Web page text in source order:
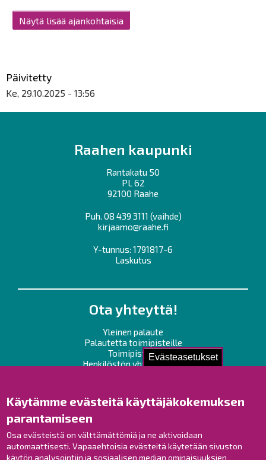
Evästeasetukset
Käytämme evästeitä käyttäjäkokemuksen
parantamiseen
Osa evästeistä on välttämättömiä ja ne aktivoidaan
automaattisesti. Vapaaehtoisia evästeitä käytetään sivuston
käytön analysointiin ja sosiaalisen median ominaisuuksien
Näytä lisää ajankohtaisia
Päivitetty
Ke, 29.10.2025 - 13:56
Raahen kaupunki
Rantakatu 50
PL 62
92100 Raahe
Puh. 08 439 3111 (vaihde)
kirjaamo@raahe.fi
Y-tunnus: 1791817-6
Laskutus
Ota yhteyttä!
Yleinen palaute
Palautetta toimipisteille
Toimipisteet
Henkilöstön yhteystiedot
Raahe Facebookissa
Raahe Instagramissa
Raahe LinkedInissä
Raahe YouTubessa